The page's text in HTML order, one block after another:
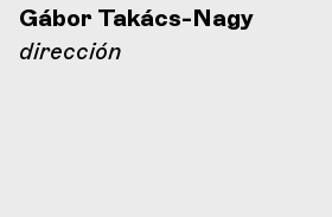
Gábor Takács-Nagy
dirección